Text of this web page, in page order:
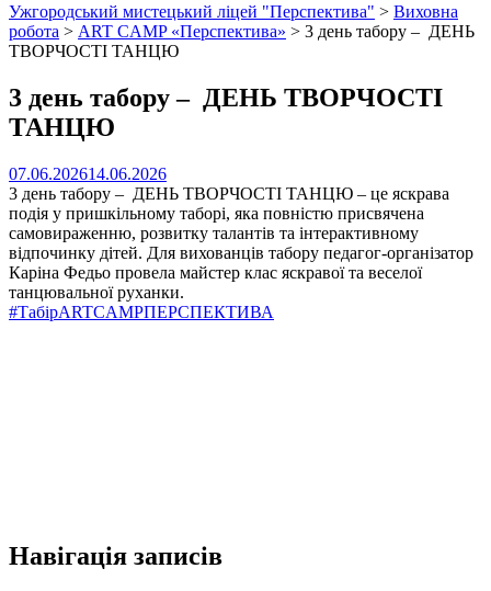
Ужгородський мистецький ліцей "Перспектива" > Виховна
робота > ART CAMP «Перспектива» > 3 день табору – ДЕНЬ
ТВОРЧОСТІ ТАНЦЮ
3 день табору – ДЕНЬ ТВОРЧОСТІ
ТАНЦЮ
07.06.202614.06.2026
3 день табору – ДЕНЬ ТВОРЧОСТІ ТАНЦЮ – це яскрава
подія у пришкільному таборі, яка повністю присвячена
самовираженню, розвитку талантів та інтерактивному
відпочинку дітей. Для вихованців табору педагог-організатор
Каріна Федьо провела майстер клас яскравої та веселої
танцювальної руханки.
#ТабірARTCAMPПЕРСПЕКТИВА
Навігація записів